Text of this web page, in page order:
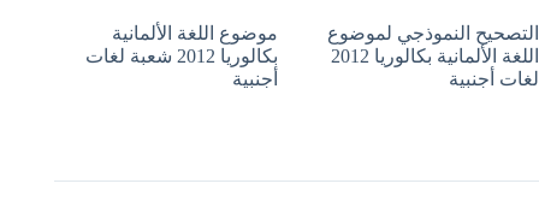
التصحيح النموذجي لموضوع
اللغة الألمانية بكالوريا 2012
لغات أجنبية
موضوع اللغة الألمانية
بكالوريا 2012 شعبة لغات
أجنبية